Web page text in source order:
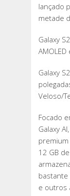
lançado
metade
Galaxy
Galaxy
Veloso/
Focado
Galaxy
premium
12 GB
bastante
e outros